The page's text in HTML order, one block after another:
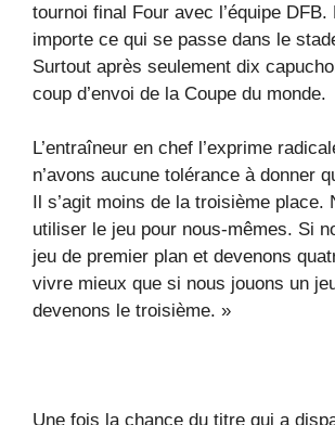
tournoi final Four avec l’équipe DFB.
importe ce qui se passe dans le
Surtout après seulement dix
coup d’envoi de la Coupe du monde.
L’entraîneur en chef l’exprime
n’avons aucune tolérance à donner
Il s’agit moins de la troisième place.
utiliser le jeu pour nous-mêmes. Si
jeu de premier plan et devenons
vivre mieux que si nous jouons un
devenons le troisième. »
Une fois la chance du titre qui a